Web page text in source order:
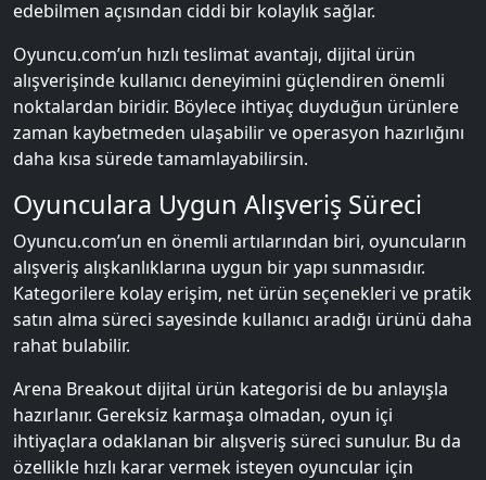
edebilmen açısından ciddi bir kolaylık sağlar.
Oyuncu.com’un hızlı teslimat avantajı, dijital ürün
alışverişinde kullanıcı deneyimini güçlendiren önemli
noktalardan biridir. Böylece ihtiyaç duyduğun ürünlere
zaman kaybetmeden ulaşabilir ve operasyon hazırlığını
daha kısa sürede tamamlayabilirsin.
Oyunculara Uygun Alışveriş Süreci
Oyuncu.com’un en önemli artılarından biri, oyuncuların
alışveriş alışkanlıklarına uygun bir yapı sunmasıdır.
Kategorilere kolay erişim, net ürün seçenekleri ve pratik
satın alma süreci sayesinde kullanıcı aradığı ürünü daha
rahat bulabilir.
Arena Breakout dijital ürün kategorisi de bu anlayışla
hazırlanır. Gereksiz karmaşa olmadan, oyun içi
ihtiyaçlara odaklanan bir alışveriş süreci sunulur. Bu da
özellikle hızlı karar vermek isteyen oyuncular için